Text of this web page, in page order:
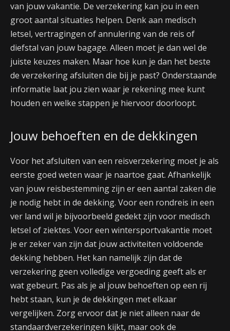
van jouw vakantie. De verzekering kan jou in een
groot aantal situaties helpen. Denk aan medisch
letsel, vertragingen of annulering van de reis of
diefstal van jouw bagage. Alleen moet je dan wel de
juiste keuzes maken. Maar hoe kun je dan het beste
de verzekering afsluiten die bij je past? Onderstaande
informatie laat jou zien waar je rekening mee kunt
houden en welke stappen je hiervoor doorloopt.
Jouw behoeften en de dekkingen
Voor het afsluiten van een reisverzekering moet je als
eerste goed weten waar je naartoe gaat. Afhankelijk
van jouw reisbestemming zijn er een aantal zaken die
je nodig hebt in de dekking. Voor een rondreis in een
ver land wil je bijvoorbeeld gedekt zijn voor medisch
letsel of ziektes. Voor een wintersportvakantie moet
je er zeker van zijn dat jouw activiteiten voldoende
dekking hebben. Het kan namelijk zijn dat de
verzekering geen volledige vergoeding geeft als er
wat gebeurt. Pas als je al jouw behoeften op een rij
hebt staan, kun je de dekkingen met elkaar
vergelijken. Zorg ervoor dat je niet alleen naar de
standaardverzekeringen kijkt, maar ook de